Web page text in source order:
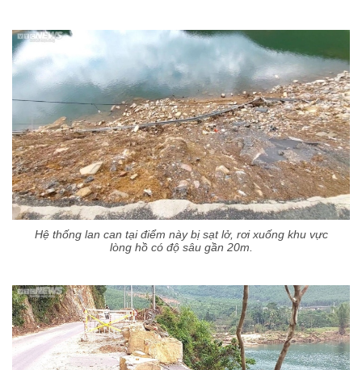
Hệ thống lan can tại điểm này bị sạt lở, rơi xuống khu vực
lòng hồ có độ sâu gần 20m.